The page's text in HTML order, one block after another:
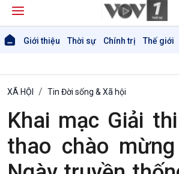
Giới thiệu Thời sự Chính trị Thế giới
XÃ HỘI Tin Đời sống & Xã hội
Khai mạc Giải
thao chào